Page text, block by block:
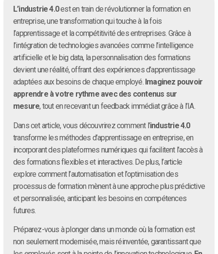
L’industrie 4.0est en train de révolutionner la formation en
entreprise, une transformation qui touche à la fois
l’apprentissage et la compétitivité des entreprises. Grâce à
l’intégration de technologies avancées comme l’intelligence
artificielle et le big data, la personnalisation des formations
devient une réalité, offrant des expériences d’apprentissage
adaptées aux besoins de chaque employé. Imaginez pouvoir
apprendre à votre rythme avec des contenus sur
mesure, tout en recevant un feedback immédiat grâce à l’IA.
Dans cet article, vous découvrirez comment l’industrie 4.0
transforme les méthodes d’apprentissage en entreprise, en
incorporant des plateformes numériques qui facilitent l’accès à
des formations flexibles et interactives. De plus, l’article
explore comment l’automatisation et l’optimisation des
processus de formation mènent à une approche plus prédictive
et personnalisée, anticipant les besoins en compétences
futures.
Préparez-vous à plonger dans un monde où la formation est
non seulement modernisée, mais réinventée, garantissant que